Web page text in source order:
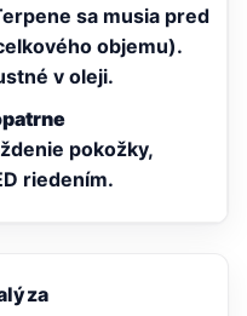
sa musia pred
objemu).
v oleji.
pokožky,
riedením.